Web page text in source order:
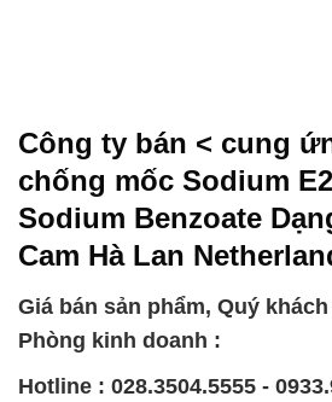
Công ty bán < cung
chống mốc Sodium
Sodium Benzoate
Cam Hà Lan
Giá bán sản phẩm, Quý
Phòng kinh doanh :
Hotline : 028.3504.5555 -